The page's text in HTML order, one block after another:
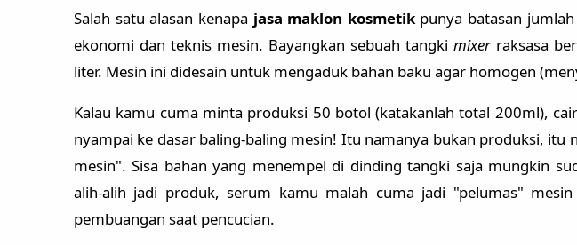
Salah satu alasan kenapa jasa maklon kosmetikpunya batasan
ekonomi dan teknis mesin. Bayangkan sebuah tangkimixer raksasa
liter. Mesin ini didesain untuk mengaduk bahan baku agar homogen
Kalau kamu cuma minta produksi 50 botol (katakanlah total 200ml),
nyampai ke dasar baling-baling mesin! Itu namanya bukan produksi, itu
mesin". Sisa bahan yang menempel di dinding tangki saja mungkin
alih-alih jadi produk, serum kamu malah cuma jadi "pelumas"
pembuangan saat pencucian.